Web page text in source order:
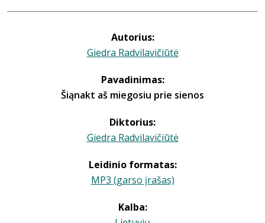
Autorius:
Giedra Radvilavičiūtė
Pavadinimas:
Šiąnakt aš miegosiu prie sienos
Diktorius:
Giedra Radvilavičiūtė
Leidinio formatas:
MP3 (garso įrašas)
Kalba: